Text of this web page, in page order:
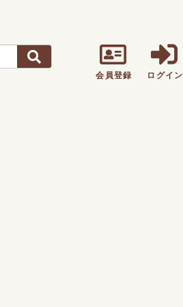
会員登録 ログイン